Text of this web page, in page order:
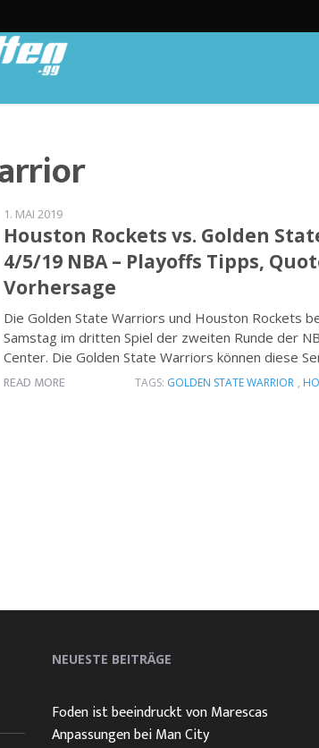
1. MAI 2019
Houston Rockets vs. Golden
4/5/19 NBA – Playoffs Tipps,
Vorhersage
Die Golden State Warriors und Houston Rockets
Samstag im dritten Spiel der zweiten Runde der
Center. Die Golden State Warriors können diese
READ MORE TAGS: GOLDEN STATE WARRIOR ,
NEUESTE BEITRÄGE
Foden ist beeindruckt von Marescas
Anpassungen bei Man City